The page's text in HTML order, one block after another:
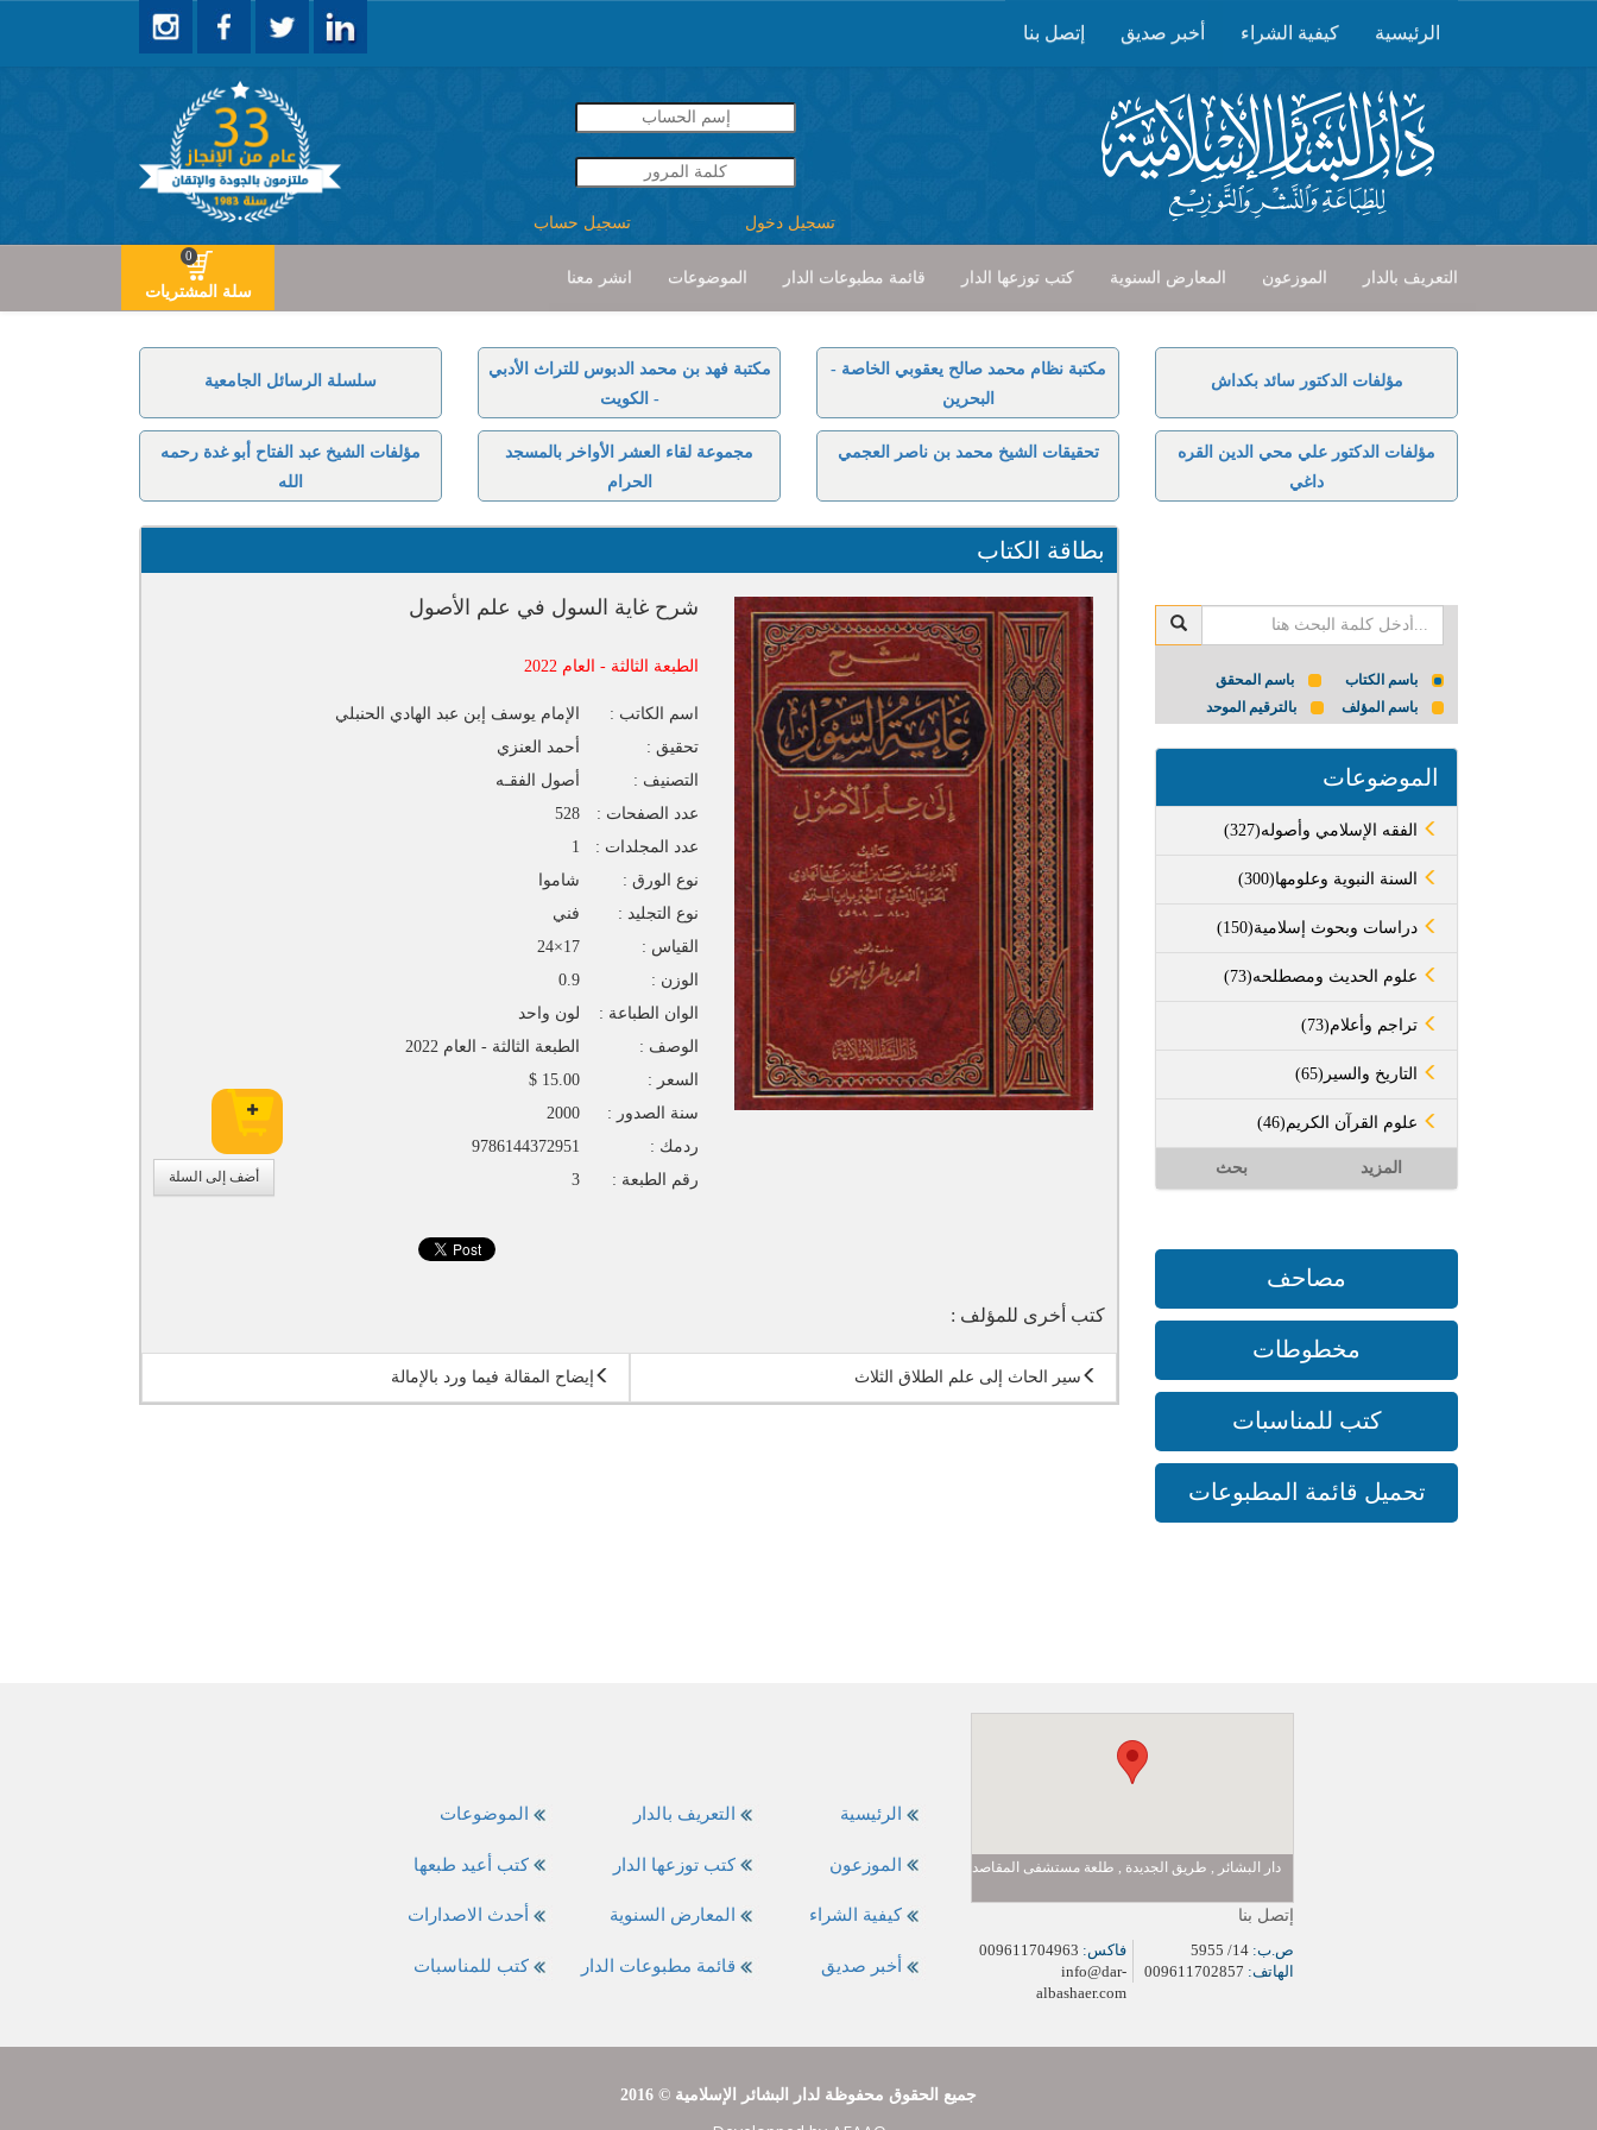
الرئيسية كيفية الشراء أخبر صديق إتصل بنا
تسجيل دخول تسجيل حساب
التعريف بالدار الموزعون المعارض السنوية كتب توزعها الدار قائمة مطبوعات الدار الموضوعات
انشر معنا
سلة المشتريات
0
سلسلة الرسائل الجامعية
مكتبة فهد بن محمد الدبوس للتراث الأدبي
- الكويت
مكتبة نظام محمد صالح يعقوبي الخاصة -
البحرين
مؤلفات الدكتور سائد بكداش
مؤلفات الشيخ عبد الفتاح أبو غدة رحمه
الله
مجموعة لقاء العشر الأواخر بالمسجد
الحرام
تحقيقات الشيخ محمد بن ناصر العجمي
مؤلفات الدكتور علي محي الدين القره
داغي
بطاقة الكتاب
أضف إلى السلة
شرح غاية السول في علم الأصول
الطبعة الثالثة - العام 2022
اسم الكاتب :
الإمام يوسف إبن عبد الهادي الحنبلي
تحقيق :
أحمد العنزي
التصنيف :
أصول الفقـه
عدد الصفحات :
528
عدد المجلدات :
1
نوع الورق :
شاموا
نوع التجليد :
فني
القياس :
17×24
الوزن :
0.9
الوان الطباعة :
لون واحد
الوصف :
الطبعة الثالثة - العام 2022
السعر :
15.00 $
سنة الصدور :
2000
ردمك :
9786144372951
رقم الطبعة :
3
كتب أخرى للمؤلف :
سير الحاث إلى علم الطلاق الثلاث إيضاح المقالة فيما ورد بالإمالة
باسم الكتاب
باسم المحقق
باسم المؤلف
بالترقيم الموحد
الموضوعات
بحث المزيد
مصاحف
مخطوطات
كتب للمناسبات
تحميل قائمة المطبوعات
الموضوعات
كتب أعيد طبعها
أحدث الاصدارات
كتب للمناسبات
التعريف بالدار
كتب توزعها الدار
المعارض السنوية
قائمة مطبوعات الدار
الرئيسية
الموزعون
كيفية الشراء
أخبر صديق
دار البشائر , طريق الجديدة , طلعة مستشفى المقاصد
إتصل بنا
ص.ب:
الهاتف:
فاكس:
info@dar-
albashaer.com
2016 © جميع الحقوق محفوظة لدار البشائر الإسلامية